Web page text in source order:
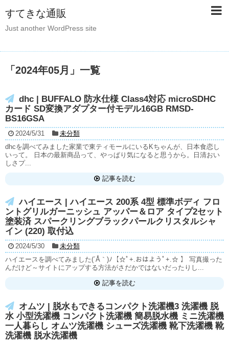
すてきな通販
Just another WordPress site
「 2024年05月 」 一覧
dhc | BUFFALO 防水仕様 Class4対応 microSDHC
カード SD変換アダプター付モデル16GB RMSD-
BS16GSA
2024/5/31
未分類
dhcを調べてみました家業で東ティモールにいるKちゃんが、日本食恋し
いって。 日本の最新商品って、やっぱり気になると思うから。日清おい
しさプ...
記事を読む
ハイエース | ハイエース 200系 4型 標準ボディ フロ
ントグリルガーニッシュ アッパー＆ロア タイプ2セット
塗装済 スパークリングブラックパールクリスタルシャ
イン (220) 取付込
2024/5/30
未分類
ハイエースを調べてみました(´Å｀)ﾉ【☆ﾟ+.おはようﾟ+.☆ 】 写真撮った
んだけど～サイトにアップする方法がさだかではないだったりし...
記事を読む
オムツ | 脱水もできるコンパクト洗濯機3 洗濯機 脱
水 小型洗濯機 コンパクト洗濯機 簡易脱水機 ミニ洗濯機
一人暮らし オムツ洗濯機 シューズ洗濯機 靴下洗濯機 靴
洗濯機 脱水洗濯機